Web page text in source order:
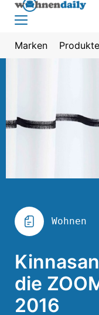
Marken Produkte
Wohnen
die
2016